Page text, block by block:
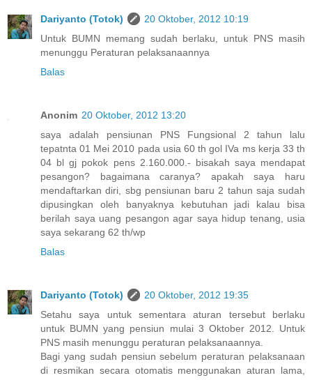
Dariyanto (Totok)
20 Oktober, 2012 10:19
Untuk BUMN memang sudah berlaku, untuk PNS masih
menunggu Peraturan pelaksanaannya
Balas
Anonim 20 Oktober, 2012 13:20
saya adalah pensiunan PNS Fungsional 2 tahun lalu
tepatnta 01 Mei 2010 pada usia 60 th gol IVa ms kerja 33 th
04 bl gj pokok pens 2.160.000.- bisakah saya mendapat
pesangon? bagaimana caranya? apakah saya haru
mendaftarkan diri, sbg pensiunan baru 2 tahun saja sudah
dipusingkan oleh banyaknya kebutuhan jadi kalau bisa
berilah saya uang pesangon agar saya hidup tenang, usia
saya sekarang 62 th/wp
Balas
Dariyanto (Totok)
20 Oktober, 2012 19:35
Setahu saya untuk sementara aturan tersebut berlaku
untuk BUMN yang pensiun mulai 3 Oktober 2012. Untuk
PNS masih menunggu peraturan pelaksanaannya.
Bagi yang sudah pensiun sebelum peraturan pelaksanaan
di resmikan secara otomatis menggunakan aturan lama,